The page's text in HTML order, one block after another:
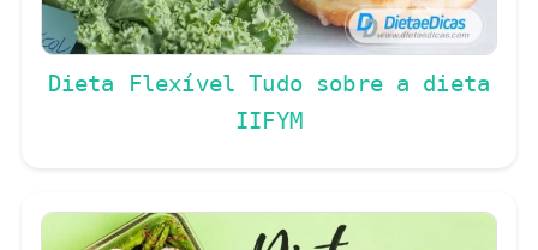
Dieta Flexível Tudo sobre a dieta
IIFYM